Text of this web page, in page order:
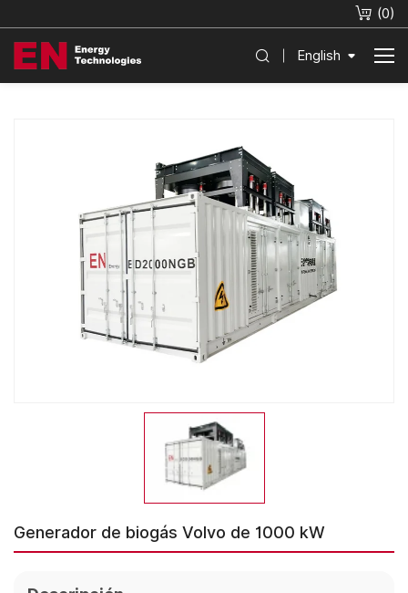
(0)
English
Generador de biogás Volvo de 1000 kW